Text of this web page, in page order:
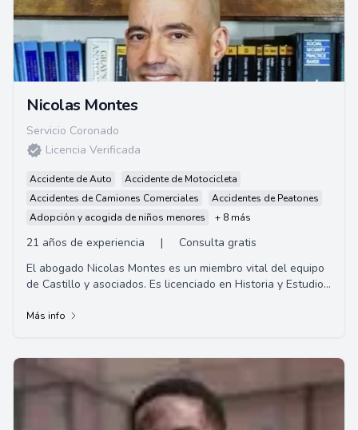
Nicolas Montes
Servicio Coronado
Licencia Verificada
Accidente de Auto
Accidente de Motocicleta
Accidentes de Camiones Comerciales
Accidentes de Peatones
Adopción y acogida de niños menores
+ 8 más
21 años de experiencia |
Consulta gratis
El abogado Nicolas Montes es un miembro vital del equipo
de Castillo y asociados. Es licenciado en Historia y Estudios
Más info